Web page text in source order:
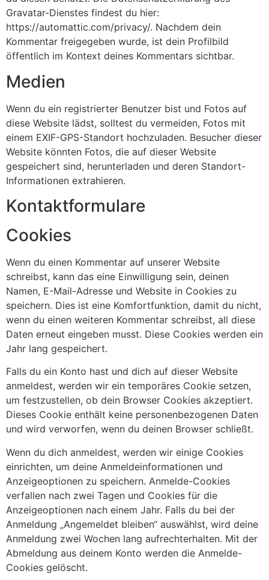
Gravatar-Dienstes findest du hier:
https://automattic.com/privacy/. Nachdem dein
Kommentar freigegeben wurde, ist dein Profilbild
öffentlich im Kontext deines Kommentars sichtbar.
Medien
Wenn du ein registrierter Benutzer bist und Fotos auf
diese Website lädst, solltest du vermeiden, Fotos mit
einem EXIF-GPS-Standort hochzuladen. Besucher dieser
Website könnten Fotos, die auf dieser Website
gespeichert sind, herunterladen und deren Standort-
Informationen extrahieren.
Kontaktformulare
Cookies
Wenn du einen Kommentar auf unserer Website
schreibst, kann das eine Einwilligung sein, deinen
Namen, E-Mail-Adresse und Website in Cookies zu
speichern. Dies ist eine Komfortfunktion, damit du nicht,
wenn du einen weiteren Kommentar schreibst, all diese
Daten erneut eingeben musst. Diese Cookies werden ein
Jahr lang gespeichert.
Falls du ein Konto hast und dich auf dieser Website
anmeldest, werden wir ein temporäres Cookie setzen,
um festzustellen, ob dein Browser Cookies akzeptiert.
Dieses Cookie enthält keine personenbezogenen Daten
und wird verworfen, wenn du deinen Browser schließt.
Wenn du dich anmeldest, werden wir einige Cookies
einrichten, um deine Anmeldeinformationen und
Anzeigeoptionen zu speichern. Anmelde-Cookies
verfallen nach zwei Tagen und Cookies für die
Anzeigeoptionen nach einem Jahr. Falls du bei der
Anmeldung „Angemeldet bleiben“ auswählst, wird deine
Anmeldung zwei Wochen lang aufrechterhalten. Mit der
Abmeldung aus deinem Konto werden die Anmelde-
Cookies gelöscht.